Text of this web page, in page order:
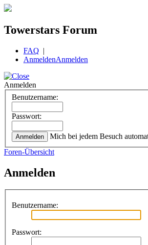
Towerstars Forum
FAQ |
AnmeldenAnmelden
Anmelden
Benutzername:
Passwort:
Mich bei jedem Besuch
Foren-Übersicht
Anmelden
Benutzername:
Passwort: